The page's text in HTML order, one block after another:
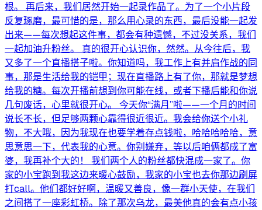
根。 再后来，我们居然开始一起录作品了。为了一个小片段
反复琢磨，最可惜的是，那么用心录的东西，最后没能一起发
出来——每次想起这件事，都会有种遗憾，不过没关系，我们
一起加油升粉丝。 真的很开心认识你，然然。从今往后，我
又多了一个直播搭子啦。你知道吗，我工作上有并肩作战的同
事，那是生活给我的铠甲；现在直播路上有了你，那就是梦想
给我的糖。每次开播前想到你可能在线，或者下播后能和你说
几句废话，心里就很开心。 今天你“满月”啦——一个月的时间
说长不长，但足够两颗心靠得很近很近。我会给你送个小礼
物，不大哦，因为我现在也要学着存点钱啦，哈哈哈哈哈，意
思意思一下，代表我的心意。你别嫌弃，等以后咱俩都成了富
婆，我再补个大的！ 我们两个人的粉丝都快混成一家了。你
家的小宝跑到我这边来暖心鼓励，我家的小宝也去你那边刷屏
打call。他们都好好啊，温暖又善良，像一群小天使，在我们
之间搭了一座彩虹桥。除了那次乌龙，最美他真的会有点小孩